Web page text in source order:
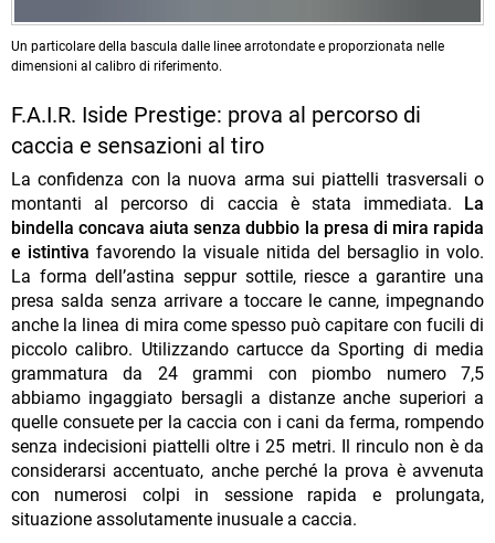
Un particolare della bascula dalle linee arrotondate e proporzionata nelle
dimensioni al calibro di riferimento.
F.A.I.R. Iside Prestige: prova al percorso di
caccia e sensazioni al tiro
La confidenza con la nuova arma sui piattelli trasversali o
montanti al percorso di caccia è stata immediata.
La
bindella concava aiuta senza dubbio la presa di mira rapida
e istintiva favorendo la visuale nitida del bersaglio in volo.
La forma dell’astina seppur sottile, riesce a garantire una
presa salda senza arrivare a toccare le canne, impegnando
anche la linea di mira come spesso può capitare con fucili di
piccolo calibro. Utilizzando cartucce da Sporting di media
grammatura da 24 grammi con piombo numero 7,5
abbiamo ingaggiato bersagli a distanze anche superiori a
quelle consuete per la caccia con i cani da ferma, rompendo
senza indecisioni piattelli oltre i 25 metri. Il rinculo non è da
considerarsi accentuato, anche perché la prova è avvenuta
con numerosi colpi in sessione rapida e prolungata,
situazione assolutamente inusuale a caccia.